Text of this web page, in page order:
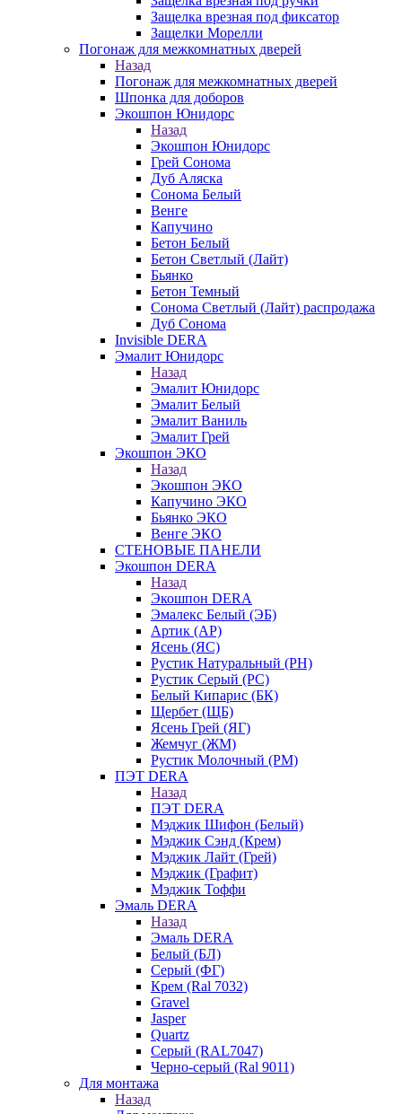
Защелка врезная под фиксатор
Защелки Морелли
Погонаж для межкомнатных дверей
Назад
Погонаж для межкомнатных дверей
Шпонка для доборов
Экошпон Юнидорс
Назад
Экошпон Юнидорс
Грей Сонома
Дуб Аляска
Сонома Белый
Венге
Капучино
Бетон Белый
Бетон Светлый (Лайт)
Бьянко
Бетон Темный
Сонома Светлый (Лайт) распродажа
Дуб Сонома
Invisible DERA
Эмалит Юнидорс
Назад
Эмалит Юнидорс
Эмалит Белый
Эмалит Ваниль
Эмалит Грей
Экошпон ЭКО
Назад
Экошпон ЭКО
Капучино ЭКО
Бьянко ЭКО
Венге ЭКО
СТЕНОВЫЕ ПАНЕЛИ
Экошпон DERA
Назад
Экошпон DERA
Эмалекс Белый (ЭБ)
Артик (АР)
Ясень (ЯС)
Рустик Натуральный (РН)
Рустик Серый (РС)
Белый Кипарис (БК)
Щербет (ЩБ)
Ясень Грей (ЯГ)
Жемчуг (ЖМ)
Рустик Молочный (РМ)
ПЭТ DERA
Назад
ПЭТ DERA
Мэджик Шифон (Белый)
Мэджик Сэнд (Крем)
Мэджик Лайт (Грей)
Мэджик (Графит)
Мэджик Тоффи
Эмаль DERA
Назад
Эмаль DERA
Белый (БЛ)
Серый (ФГ)
Крем (Ral 7032)
Gravel
Jasper
Quartz
Серый (RAL7047)
Черно-серый (Ral 9011)
Для монтажа
Назад